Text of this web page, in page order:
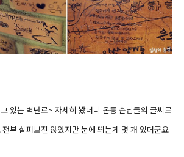
있는 벽난로~ 자세히 봤더니 온통 손님들의 글씨로
전부 살펴보진 않았지만 눈에 띄는게 몇 개 있더군요